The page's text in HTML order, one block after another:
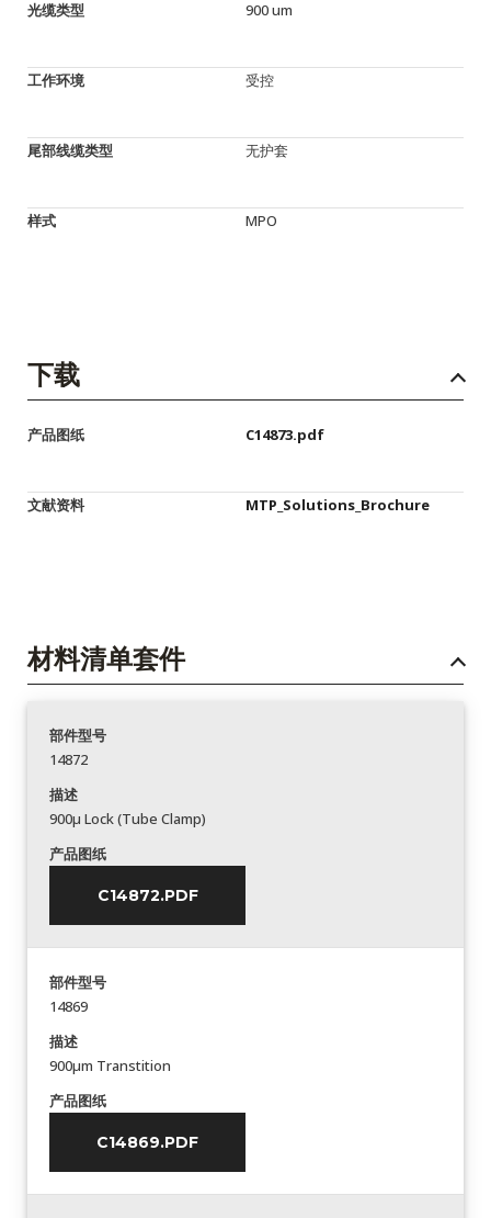
光缆类型 900 um
工作环境 受控
尾部线缆类型 无护套
样式 MPO
下载
产品图纸 C14873.pdf
文献资料 MTP_Solutions_Brochure
材料清单套件
部件型号
14872
描述
900µ Lock (Tube Clamp)
产品图纸
C14872.PDF
部件型号
14869
描述
900µm Transtition
产品图纸
C14869.PDF